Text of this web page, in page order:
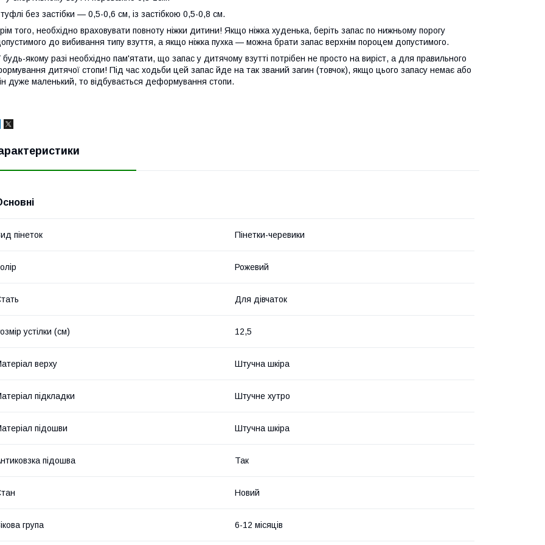
без застібки — 0,5-0,6 см, із застібкою 0,5-0,8 см.
того, необхідно враховувати повноту ніжки дитини! Якщо ніжка худенька, беріть запас по нижньому порогу
до вибивання типу взуття, а якщо ніжка пухка — можна брати запас верхнім пороцем допустимого.
будь-якому разі необхідно пам'ятати, що запас у дитячому взутті потрібен не просто на виріст, а для правильного
дитячої стопи! Під час ходьби цей запас йде на так званий загин (товчок), якщо цього запасу немає або
дуже маленький, то відбувається деформування стопи.
пінеток Пінетки-черевики
Рожевий
Для дівчаток
устілки (см) 12,5
верху Штучна шкіра
підкладки Штучне хутро
підошви Штучна шкіра
підошва Так
Новий
група 6-12 місяців